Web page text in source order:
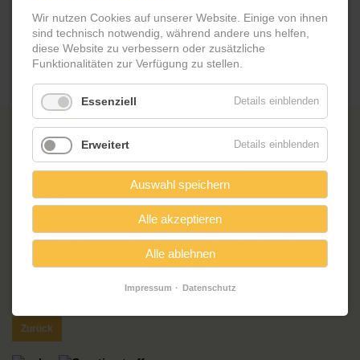
Café Milan
jeden Montag 14-16 Uhr
Nachbarschaftscafé mit Kreativangeboten
In geselliger Runde bei hausgebackenem Kuchen mit den
Nachbarinnen und Nachbarn zusammensitzen und sich
austauschen, neue Menschen kennenlernen und kleine
in unserem Nachbarschaftscafé!
Zurück
Wir nutzen Cookies auf unserer Website. Einige von ihnen
sind technisch notwendig, während andere uns helfen,
diese Website zu verbessern oder zusätzliche
Funktionalitäten zur Verfügung zu stellen.
Essenziell Details einblenden
Erweitert Details einblenden
Auswahl speichern
Alle akzeptieren
Alle ablehnen
Impressum Datenschutz